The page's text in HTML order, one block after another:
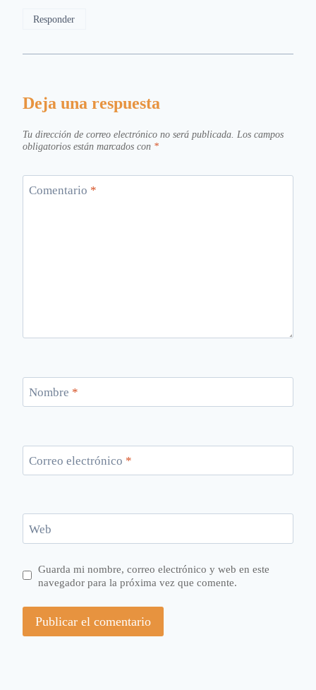
Responder
Deja una respuesta
Tu dirección de correo electrónico no será publicada. Los campos
obligatorios están marcados con *
Comentario *
Nombre *
Correo electrónico *
Web
Guarda mi nombre, correo electrónico y web en este
navegador para la próxima vez que comente.